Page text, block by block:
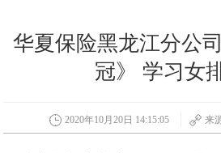
华夏保险黑龙江分公
冠》 学习女
2020年10月20日 14:15:05 来